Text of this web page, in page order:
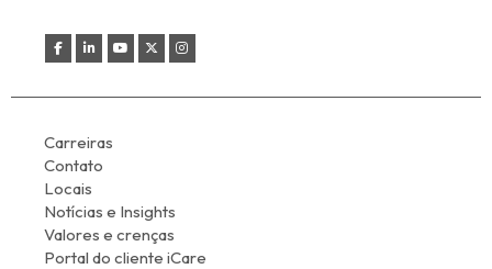
Carreiras
Contato
Locais
Notícias e Insights
Valores e crenças
Portal do cliente iCare